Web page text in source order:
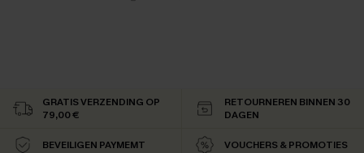
GRATIS VERZENDING OP
79,00 €
RETOURNEREN BINNEN 30
DAGEN
BEVEILIGEN PAYMEMT VOUCHERS & PROMOTIES